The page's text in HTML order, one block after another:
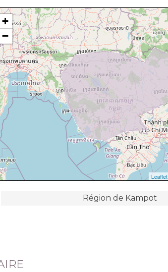
+
−
Leaflet
Région de Kampot